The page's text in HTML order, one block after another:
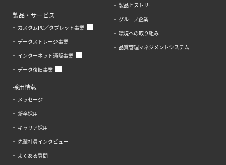
製品・サービス
カスタムPC／タブレット事業
データストレージ事業
インターネット通販事業
データ復旧事業
製品ヒストリー
グループ企業
環境への取り組み
品質管理マネジメントシステム
採用情報
メッセージ
新卒採用
キャリア採用
先輩社員インタビュー
よくある質問